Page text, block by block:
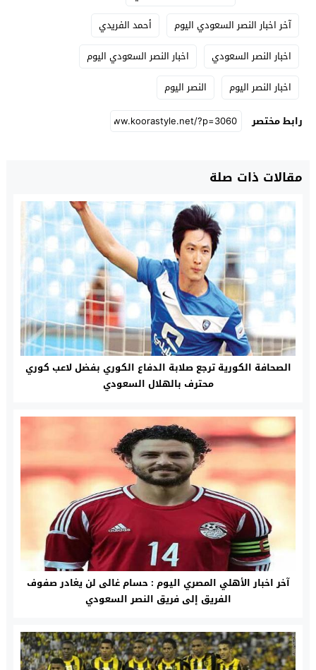
آخر اخبار النصر السعودي اليوم
أحمد الفريدي
اخبار النصر السعودي
اخبار النصر السعودي اليوم
اخبار النصر اليوم
النصر اليوم
رابط مختصر
مقالات ذات صلة
الصحافة الكورية ترجع صلابة الدفاع الكوري بفضل لاعب كوري
محترف بالهلال السعودي
آخر اخبار الأهلي المصري اليوم : حسام غالى لن يغادر صفوف
الفريق إلى فريق النصر السعودي